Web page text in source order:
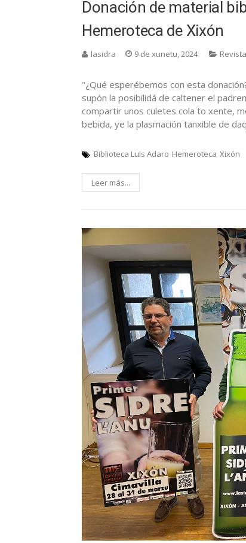
Donación de material
Hemeroteca de Xixón
lasidra 9 de xunetu, 2024
"¿Qué esperébemos con esta
supón la posibilidá de caltener el
compartir unos culetes cola to xente,
bebida, ye la plasmación tanxible de
Biblioteca Luis Adaro Hemeroteca Xixón
Leer más...